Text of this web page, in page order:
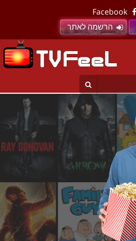
Facebook
הרשמה לאתר